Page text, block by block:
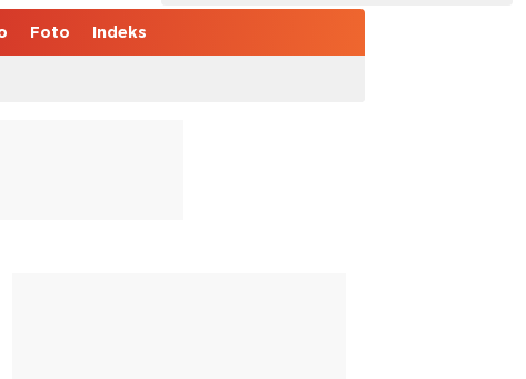
Foto Indeks